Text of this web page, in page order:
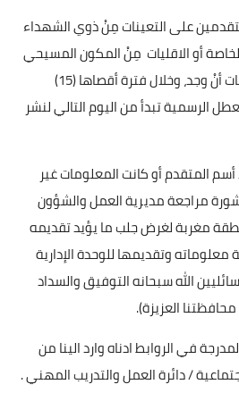
على التعينات مِنْ ذوي الشهداء
أو الاقليات مِنْ المكون المسيحي
والصابئي وغيرها مِنْ الاقليات أنْ وجد، وخلال فترة أقصاها (15)
الرسمية تبدأ من اليوم التالي لنشر
المتقدم أو كانت المعلومات غير
مراجعة مديرية العمل والشؤون
مغربة لغرض جلب ما يؤيد تقديمه
وتقديمها للوحدة الإدارية
الله سبحانه التوفيق والسداد
العزيزة).
في الروابط ادناه وارد الينا من
/ دائرة العمل والتدريب المهني .